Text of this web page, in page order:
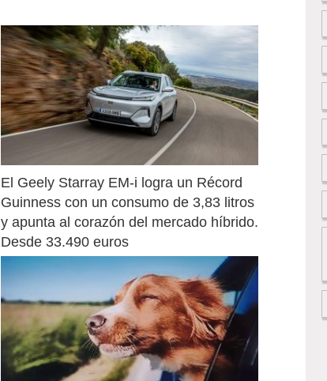
El Geely Starray EM-i logra un Récord
Guinness con un consumo de 3,83 litros
y apunta al corazón del mercado híbrido.
Desde 33.490 euros